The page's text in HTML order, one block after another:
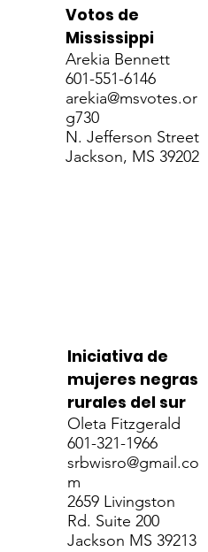
Iniciativa de
mujeres negras
rurales del sur
Oleta Fitzgerald
601-321-1966
srbwisro@gmail.co
m
2659 Livingston
Rd. Suite 200
Jackson MS 39213
Votos de
Mississippi
Arekia Bennett
601-551-6146
arekia@msvotes.or
g730
N. Jefferson Street
Jackson, MS 39202